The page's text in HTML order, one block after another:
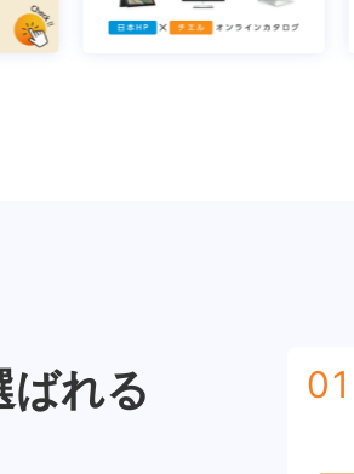
ばれる
01